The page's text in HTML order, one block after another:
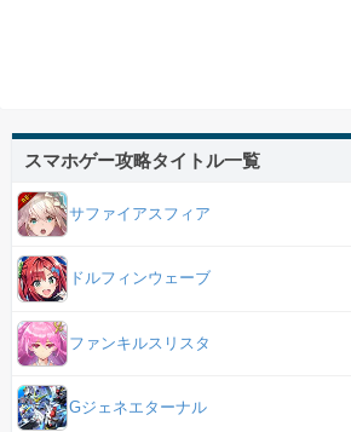
スマホゲー攻略タイトル一覧
サファイアスフィア
ドルフィンウェーブ
ファンキルスリスタ
Gジェネエターナル